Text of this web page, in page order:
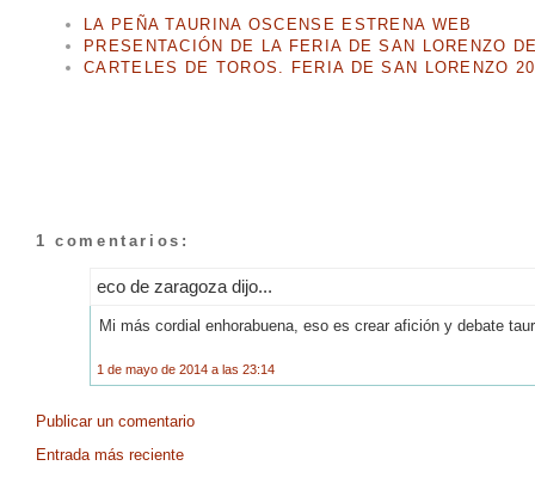
LA PEÑA TAURINA OSCENSE ESTRENA WEB
PRESENTACIÓN DE LA FERIA DE SAN LORENZO
CARTELES DE TOROS. FERIA DE SAN LORENZO
1 comentarios:
eco de zaragoza dijo...
Mi más cordial enhorabuena, eso es crear afición y debate
1 de mayo de 2014 a las 23:14
Publicar un comentario
Entrada más reciente